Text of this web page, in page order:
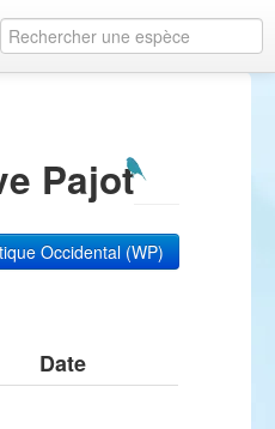
Pajot
Occidental (WP)
Date